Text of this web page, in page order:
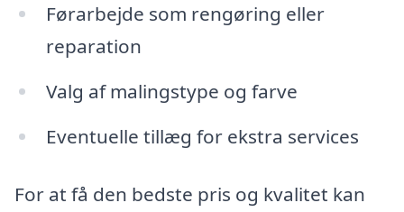
Førarbejde som rengøring eller
reparation
Valg af malingstype og farve
Eventuelle tillæg for ekstra services
For at få den bedste pris og kvalitet kan